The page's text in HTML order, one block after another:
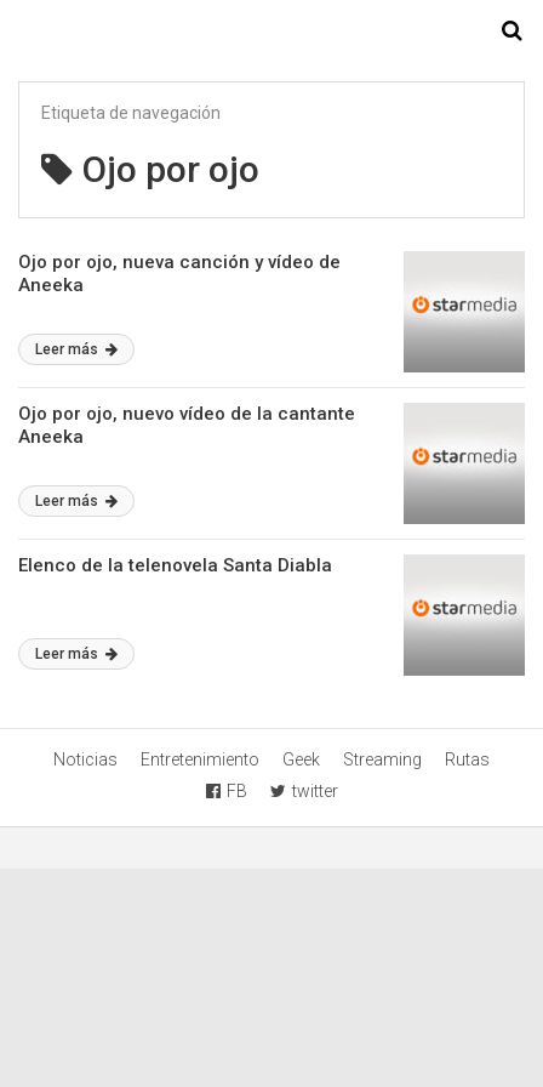
Etiqueta de navegación
Ojo por ojo
Ojo por ojo, nueva canción y vídeo de
Aneeka
Leer más
Ojo por ojo, nuevo vídeo de la cantante
Aneeka
Leer más
Elenco de la telenovela Santa Diabla
Leer más
Noticias Entretenimiento Geek Streaming
Rutas
FB
twitter